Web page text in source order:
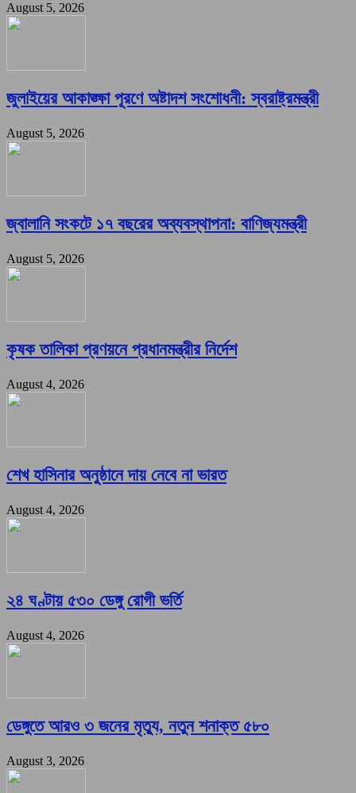
August 5, 2026
জুলাইয়ের আকাঙ্ক্ষা পূরণে অষ্টাদশ সংশোধনী: স্বরাষ্ট্রমন্ত্রী
August 5, 2026
জ্বালানি সংকটে ১৭ বছরের অব্যবস্থাপনা: বাণিজ্যমন্ত্রী
August 5, 2026
কৃষক তালিকা প্রণয়নে প্রধানমন্ত্রীর নির্দেশ
August 4, 2026
শেখ হাসিনার অনুষ্ঠানে দায় নেবে না ভারত
August 4, 2026
২৪ ঘণ্টায় ৫৩০ ডেঙ্গু রোগী ভর্তি
August 4, 2026
ডেঙ্গুতে আরও ৩ জনের মৃত্যু, নতুন শনাক্ত ৫৮০
August 3, 2026